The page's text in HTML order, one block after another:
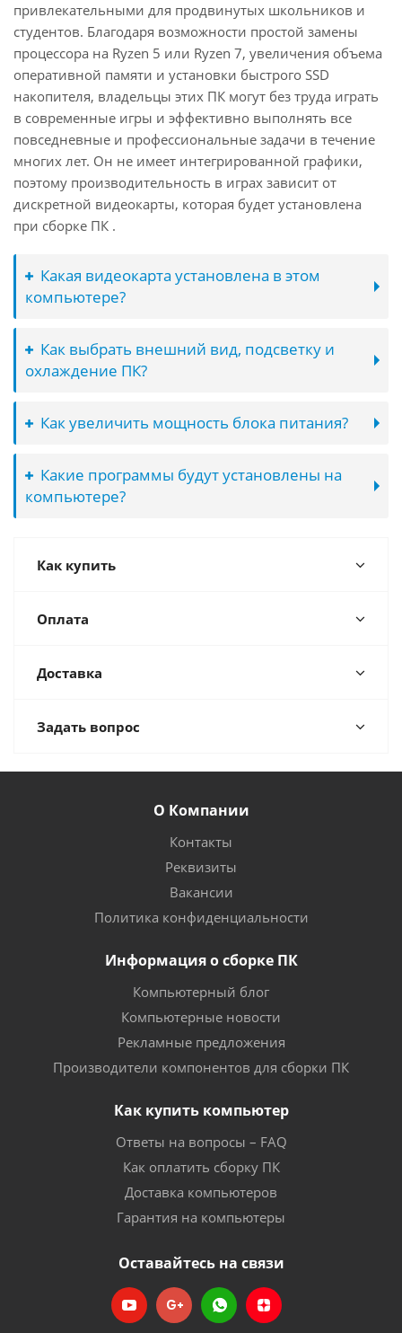
привлекательными для продвинутых школьников и
студентов. Благодаря возможности простой замены
процессора на Ryzen 5 или Ryzen 7, увеличения объема
оперативной памяти и установки быстрого SSD
накопителя, владельцы этих ПК могут без труда играть
в современные игры и эффективно выполнять все
повседневные и профессиональные задачи в течение
многих лет. Он не имеет интегрированной графики,
поэтому производительность в играх зависит от
дискретной видеокарты, которая будет установлена
при сборке ПК .
Какая видеокарта установлена в этом
компьютере?
Как выбрать внешний вид, подсветку и
охлаждение ПК?
Как увеличить мощность блока питания?
Какие программы будут установлены на
компьютере?
Как купить
Оплата
Доставка
Задать вопрос
О Компании
Контакты
Реквизиты
Вакансии
Политика конфиденциальности
Информация о сборке ПК
Компьютерный блог
Компьютерные новости
Рекламные предложения
Производители компонентов для сборки ПК
Как купить компьютер
Ответы на вопросы – FAQ
Как оплатить сборку ПК
Доставка компьютеров
Гарантия на компьютеры
Оставайтесь на связи